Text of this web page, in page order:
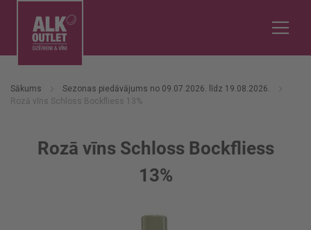
Sākums
Sezonas piedāvājums no 09.07.2026. līdz 19.08.2026.
Rozā vīns Schloss Bockfliess 13%
Rozā vīns Schloss Bockfliess
13%